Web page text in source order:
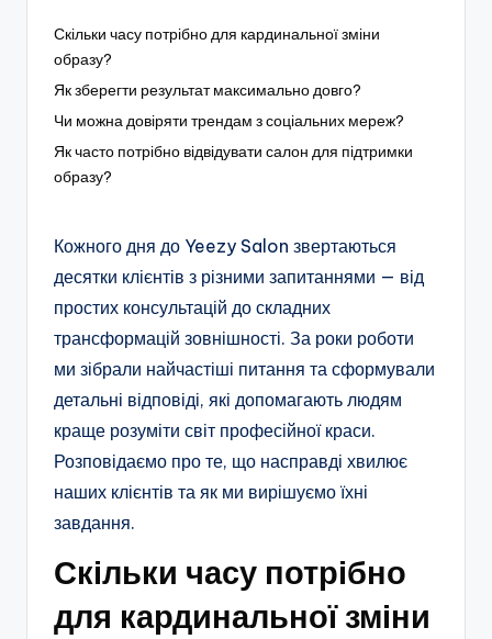
Скільки часу потрібно для кардинальної зміни
образу?
Як зберегти результат максимально довго?
Чи можна довіряти трендам з соціальних мереж?
Як часто потрібно відвідувати салон для підтримки
образу?
Кожного дня до Yeezy Salon звертаються
десятки клієнтів з різними запитаннями — від
простих консультацій до складних
трансформацій зовнішності. За роки роботи
ми зібрали найчастіші питання та сформували
детальні відповіді, які допомагають людям
краще розуміти світ професійної краси.
Розповідаємо про те, що насправді хвилює
наших клієнтів та як ми вирішуємо їхні
завдання.
Скільки часу потрібно
для кардинальної зміни